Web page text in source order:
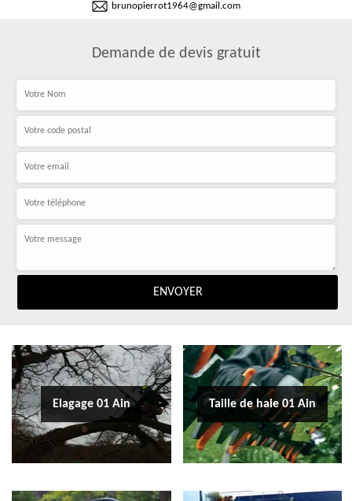
brunopierrot1964@gmail.com
Demande de devis gratuit
Elagage 01 Ain Taille de haie 01 Ain